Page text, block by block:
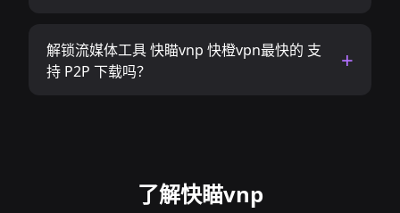
解锁流媒体工具 快瞄vnp 快橙vpn最快的 支
持 P2P 下载吗？
了解快瞄vnp